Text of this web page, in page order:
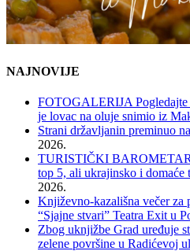
NAJNOVIJE
FOTOGALERIJA Pogledajte
je lovac na oluje snimio iz
Strani državljanin preminuo
2026.
TURISTIČKI BAROMETAR
top 5, ali ukrajinsko i domaće
2026.
Književno-kazališna večer za
“Sjajne stvari” Teatra Exit u
Zbog uknjižbe Grad uređuje
zelene površine u Radićevoj